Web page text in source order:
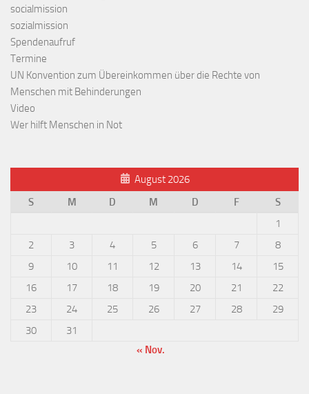
socialmission
sozialmission
Spendenaufruf
Termine
UN Konvention zum Übereinkommen über die Rechte von
Menschen mit Behinderungen
Video
Wer hilft Menschen in Not
August 2026
S
M D M D F
S
1
2
3 4 5 6 7
8
9
10 11 12 13 14
15
16
17 18 19 20 21
22
23
24 25 26 27 28
29
30
31
« Nov.